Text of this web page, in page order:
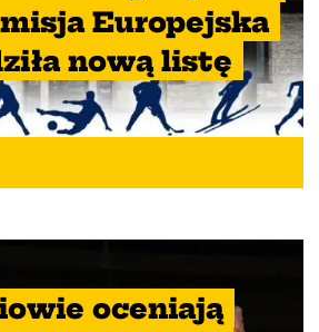
Europejska
nową listę
oceniają